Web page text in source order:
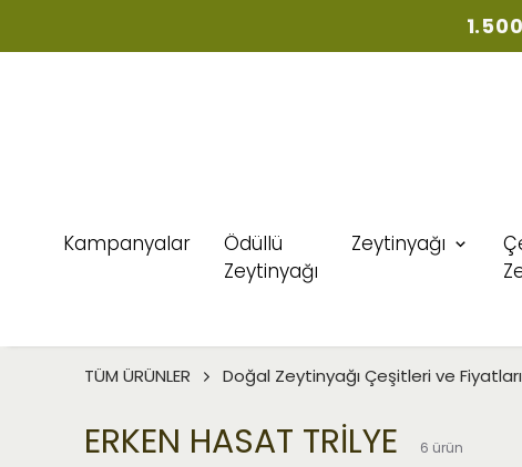
Kampanyalar
Ödüllü
Zeytinyağı
Zeytinyağı
TÜM ÜRÜNLER Doğal Zeytinyağı Çeşitleri ve Fiyatları
ERKEN HASAT TRİLYE 6 ürün